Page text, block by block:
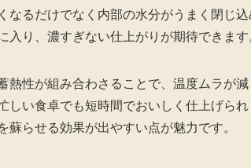
なるだけでなく内部の水分がうまく閉じ
り、濃すぎない仕上がりが期待できます
熱性が組み合わさることで、温度ムラが
しい食卓でも短時間でおいしく仕上げら
らせる効果が出やすい点が魅力です。